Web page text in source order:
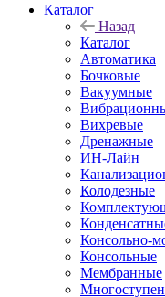
Каталог
Назад
Каталог
Автоматика
Бочковые
Вакуумные
Вихревые
Дренажные
ИН-Лайн
Колодезные
Консольно-
Консольные
Мембранные